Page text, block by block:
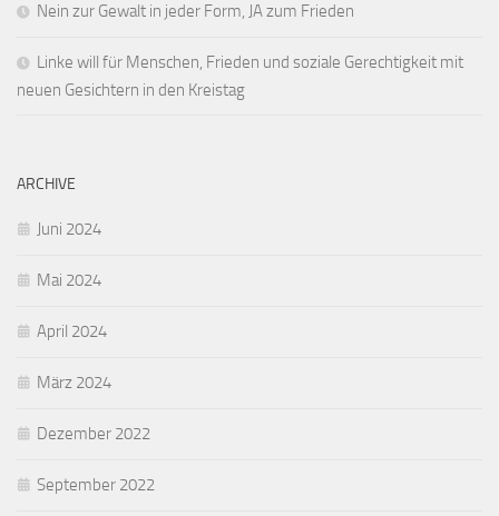
Nein zur Gewalt in jeder Form, JA zum Frieden
Linke will für Menschen, Frieden und soziale Gerechtigkeit mit
neuen Gesichtern in den Kreistag
ARCHIVE
Juni 2024
Mai 2024
April 2024
März 2024
Dezember 2022
September 2022